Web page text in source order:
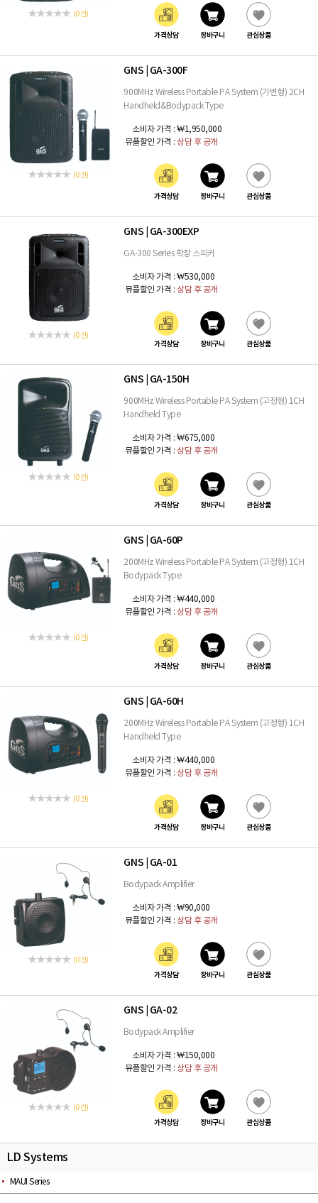
(0 건)
가격상담 장바구니 관심상품
(0 건)
GNS GA-300F
900MHz Wireless Portable PA System (가변형) 2CH
Handheld&Bodypack Type
소비자 가격 : ₩1,950,000
뮤플할인 가격 : 상담 후 공개
가격상담 장바구니 관심상품
(0 건)
GNS GA-300EXP
GA-300 Series 확장 스피커
소비자 가격 : ₩530,000
뮤플할인 가격 : 상담 후 공개
가격상담 장바구니 관심상품
(0 건)
GNS GA-150H
900MHz Wireless Portable PA System (고정형) 1CH
Handheld Type
소비자 가격 : ₩675,000
뮤플할인 가격 : 상담 후 공개
가격상담 장바구니 관심상품
(0 건)
GNS GA-60P
200MHz Wireless Portable PA System (고정형) 1CH
Bodypack Type
소비자 가격 : ₩440,000
뮤플할인 가격 : 상담 후 공개
가격상담 장바구니 관심상품
(0 건)
GNS GA-60H
200MHz Wireless Portable PA System (고정형) 1CH
Handheld Type
소비자 가격 : ₩440,000
뮤플할인 가격 : 상담 후 공개
가격상담 장바구니 관심상품
(0 건)
GNS GA-01
Bodypack Amplifier
소비자 가격 : ₩90,000
뮤플할인 가격 : 상담 후 공개
가격상담 장바구니 관심상품
(0 건)
GNS GA-02
Bodypack Amplifier
소비자 가격 : ₩150,000
뮤플할인 가격 : 상담 후 공개
가격상담 장바구니 관심상품
LD Systems
MAUI Series